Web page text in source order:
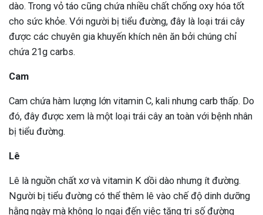
dào. Trong vỏ táo cũng chứa nhiều chất chống oxy hóa tốt
cho sức khỏe. Với người bị tiểu đường, đây là loại trái cây
được các chuyên gia khuyến khích nên ăn bởi chúng chỉ
chứa 21g carbs.
Cam
Cam chứa hàm lượng lớn vitamin C, kali nhưng carb thấp. Do
đó, đây được xem là một loại trái cây an toàn với bệnh nhân
bị tiểu đường.
Lê
Lê là nguồn chất xơ và vitamin K dồi dào nhưng ít đường.
Người bị tiểu đường có thể thêm lê vào chế độ dinh dưỡng
hằng ngày mà không lo ngại đến việc tăng trị số đường